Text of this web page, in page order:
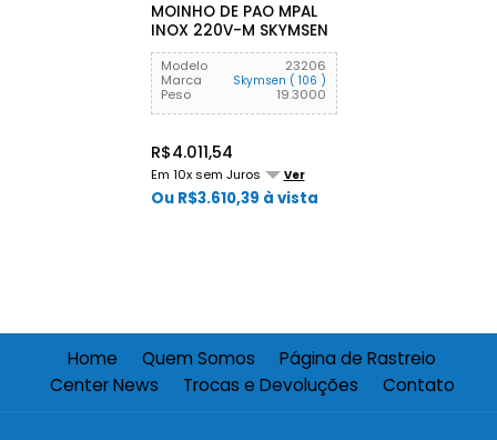
MOINHO DE PAO MPAL
INOX 220V-M SKYMSEN
Modelo
23206
Marca
Skymsen ( 106 )
Peso 19.3000
R$4.011,54
Em 10x sem Juros Ver
Ou R$3.610,39 à vista
Home Quem Somos
Página de Rastreio
Center News
Trocas e Devoluções Contato